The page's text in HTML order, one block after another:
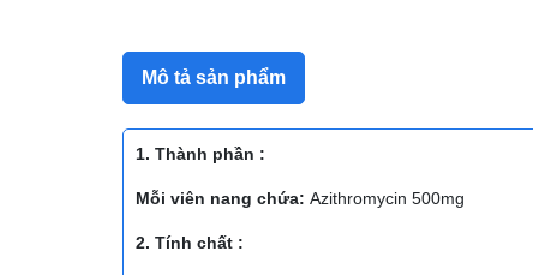
Mô tả sản phẩm
1. Thành phần :
Mỗi viên nang chứa: Azithromycin 500mg
2. Tính chất :